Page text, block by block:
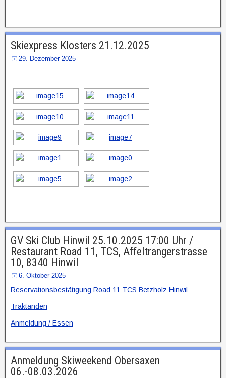
Skiexpress Klosters 21.12.2025
29. Dezember 2025
GV Ski Club Hinwil 25.10.2025 17:00 Uhr /
Restaurant Road 11, TCS, Affeltrangerstrasse
10, 8340 Hinwil
6. Oktober 2025
Reservationsbestätigung Road 11 TCS Betzholz Hinwil
Traktanden
Anmeldung / Essen
Anmeldung Skiweekend Obersaxen
06.-08.03.2026